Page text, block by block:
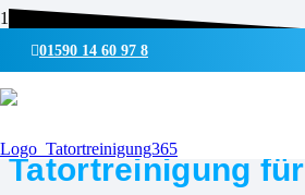
01590 14 60 97 8
Tatortreinigung für